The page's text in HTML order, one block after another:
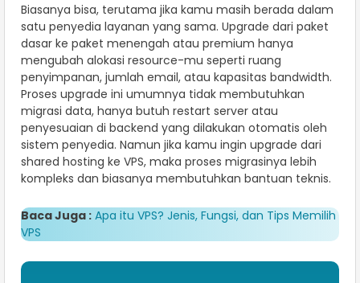
Biasanya bisa, terutama jika kamu masih berada dalam
satu penyedia layanan yang sama. Upgrade dari paket
dasar ke paket menengah atau premium hanya
mengubah alokasi resource-mu seperti ruang
penyimpanan, jumlah email, atau kapasitas bandwidth.
Proses upgrade ini umumnya tidak membutuhkan
migrasi data, hanya butuh restart server atau
penyesuaian di backend yang dilakukan otomatis oleh
sistem penyedia. Namun jika kamu ingin upgrade dari
shared hosting ke VPS, maka proses migrasinya lebih
kompleks dan biasanya membutuhkan bantuan teknis.
Baca Juga : Apa itu VPS? Jenis, Fungsi, dan Tips Memilih
VPS